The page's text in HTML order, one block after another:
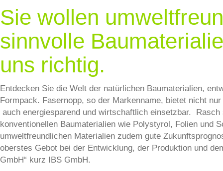
Sie wollen
sinnvolle
uns richtig.
Entdecken Sie die Welt der natürlichen Baumaterialien,
Formpack. Fasernopp, so der Markenname, bietet nicht
auch energiesparend und wirtschaftlich einsetzbar.
konventionellen Baumaterialien wie Polystyrol, Folien und
umweltfreundlichen Materialien zudem gute
oberstes Gebot bei der Entwicklung, der Produktion und
GmbH“ kurz IBS GmbH.